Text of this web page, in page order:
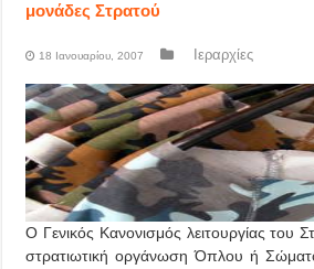
μονάδες Στρατού
18 Ιανουαρίου, 2007 Ιεραρχίες
Ο Γενικός Κανονισμός λειτουργίας του
στρατιωτική οργάνωση Όπλου ή